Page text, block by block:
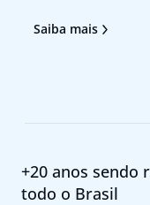
decisão deixou
Saiba mais
+20 anos sendo
todo o Brasil